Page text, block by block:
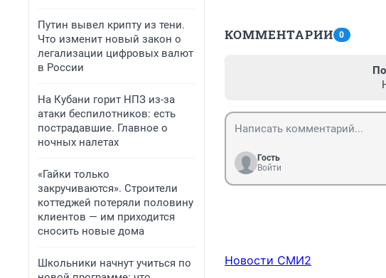
Путин вывел крипту из тени.
Что изменит новый закон о
легализации цифровых валют
в России
На Кубани горит НПЗ из-за
атаки беспилотников: есть
пострадавшие. Главное о
ночных налетах
«Гайки только
закручиваются». Строители
коттеджей потеряли половину
клиентов — им приходится
сносить новые дома
Школьники начнут учиться по
КОММЕНТАРИИ 0
Гость
Войти
Новости СМИ2